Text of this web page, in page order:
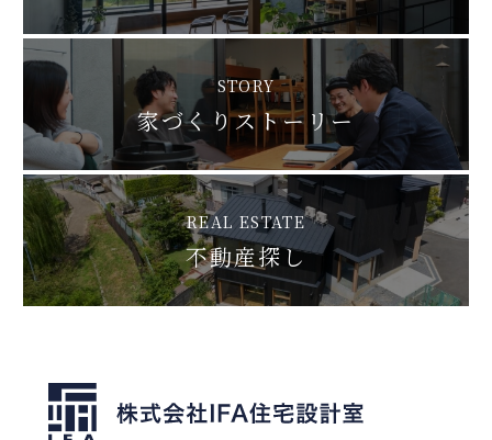
STORY
家づくりストーリー
REAL ESTATE
不動産探し